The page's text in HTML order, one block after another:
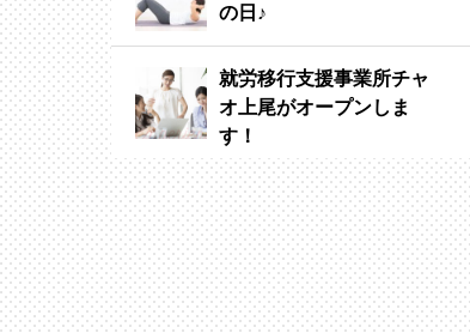
の日♪
就労移行支援事業所チャ
オ上尾がオープンしま
す！